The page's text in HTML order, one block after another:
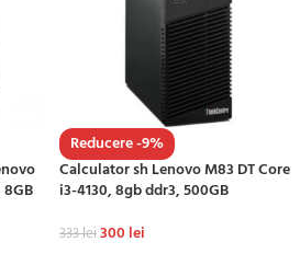
Reducere -9%
Calculator sh Lenovo M83 DT Core
i3-4130, 8gb ddr3, 500GB
333lei300 lei